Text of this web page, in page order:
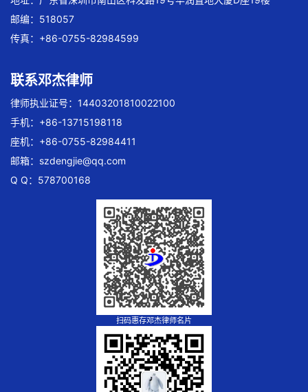
邮编：518057
传真：+86-0755-82984599
联系邓杰律师
律师执业证号：14403201810022100
手机：+86-13715198118
座机：+86-0755-82984411
邮箱： szdengjie@qq.com
Q Q：578700168
扫码惠存邓杰律师名片